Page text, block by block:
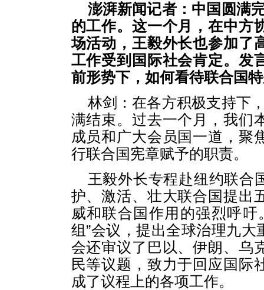
澎湃新闻记者：中国圆满
的工作。这一个月，在中方
场活动，王毅外长也参加了
工作受到国际社会肯定。发
前形势下，如何看待联合国
林剑：在各方积极支持下
满结束。过去一个月，我们
成员和广大会员国一道，聚
行联合国宪章赋予的职责。
王毅外长专程赴纽约联合
护、激活、壮大联合国提出
威和联合国作用的强烈呼
组”会议，提出全球治理九
会还审议了巴以、伊朗、乌
民等议题，致力于回应国际
成了议程上的各项工作。